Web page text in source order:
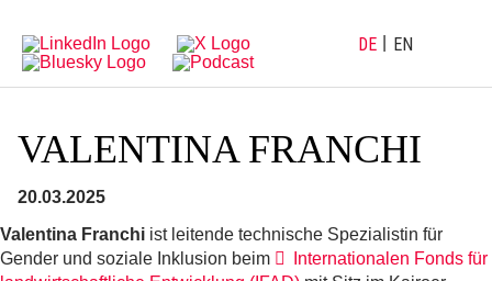
Hauptnavigation
Inhalt
DE EN
VALENTINA FRANCHI
20.03.2025
Valentina Franchi ist leitende technische Spezialistin für
Gender und soziale Inklusion beim
Internationalen Fonds für